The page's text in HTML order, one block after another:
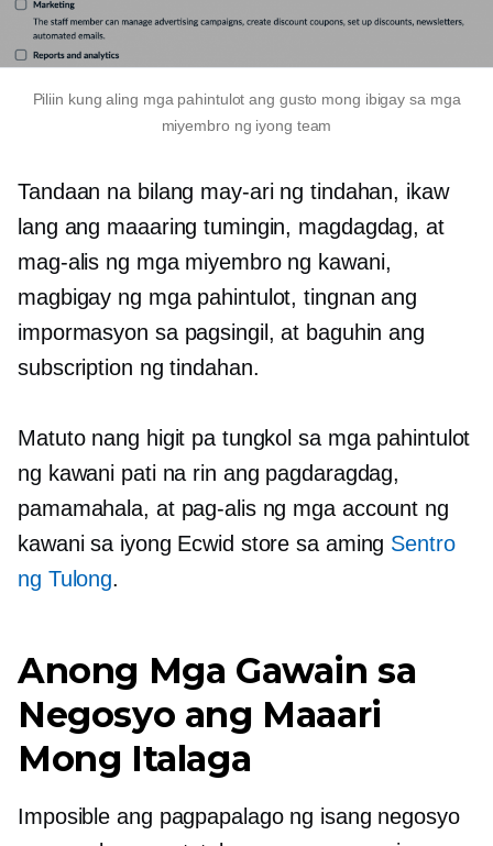
Piliin kung aling mga pahintulot ang gusto mong ibigay sa mga
miyembro ng iyong team
Tandaan na bilang may-ari ng tindahan, ikaw
lang ang maaaring tumingin, magdagdag, at
mag-alis ng mga miyembro ng kawani,
magbigay ng mga pahintulot, tingnan ang
impormasyon sa pagsingil, at baguhin ang
subscription ng tindahan.
Matuto nang higit pa tungkol sa mga pahintulot
ng kawani pati na rin ang pagdaragdag,
pamamahala, at pag-alis ng mga account ng
kawani sa iyong Ecwid store sa aming Sentro
ng Tulong.
Anong Mga Gawain sa
Negosyo ang Maaari
Mong Italaga
Imposible ang pagpapalago ng isang negosyo